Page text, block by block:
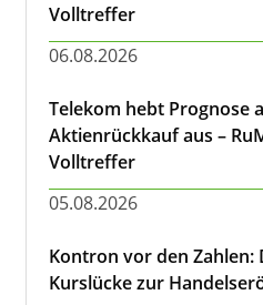
Volltreffer
06.08.2026
Telekom hebt Prognose
Aktienrückkauf aus –
Volltreffer
05.08.2026
Kontron vor den Zahlen:
Kurslücke zur